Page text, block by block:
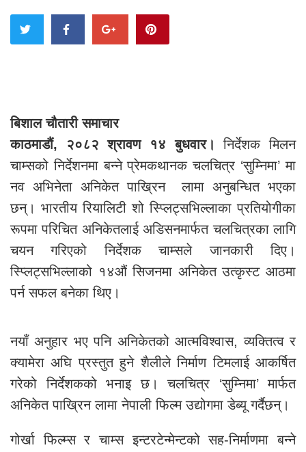
बिशाल चौतारी समाचार
काठमाडौं, २०८२ श्रावण १४ बुधवार।
निर्देशक मिलन
चाम्सको निर्देशनमा बन्ने प्रेमकथानक चलचित्र ‘सुम्निमा’ मा
नव अभिनेता अनिकेत पाख्रिन लामा अनुबन्धित भएका
छन्। भारतीय रियालिटी शो स्प्लिट्सभिल्लाका प्रतियोगीका
रूपमा परिचित अनिकेतलाई अडिसनमार्फत चलचित्रका लागि
चयन गरिएको निर्देशक चाम्सले जानकारी दिए।
स्प्लिट्सभिल्लाको १४औं सिजनमा अनिकेत उत्कृस्ट आठमा
पर्न सफल बनेका थिए।
नयाँ अनुहार भए पनि अनिकेतको आत्मविश्वास, व्यक्तित्व र
क्यामेरा अघि प्रस्तुत हुने शैलीले निर्माण टिमलाई आकर्षित
गरेको निर्देशकको भनाइ छ। चलचित्र ‘सुम्निमा’ मार्फत
अनिकेत पाख्रिन लामा नेपाली फिल्म उद्योगमा डेब्यू गर्दैछन्।
गोर्खा फिल्म्स र चाम्स इन्टरटेन्मेन्टको सह-निर्माणमा बन्ने